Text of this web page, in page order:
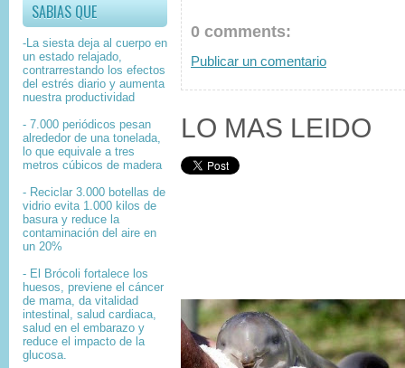
SABIAS QUE
-La siesta deja al cuerpo en
un estado relajado,
contrarrestando los efectos
del estrés diario y aumenta
nuestra productividad
- 7.000 periódicos pesan
alrededor de una tonelada,
lo que equivale a tres
metros cúbicos de madera
- Reciclar 3.000 botellas de
vidrio evita 1.000 kilos de
basura y reduce la
contaminación del aire en
un 20%
- El Brócoli fortalece los
huesos, previene el cáncer
de mama, da vitalidad
intestinal, salud cardiaca,
salud en el embarazo y
reduce el impacto de la
glucosa.
0 comments:
Publicar un comentario
LO MAS LEIDO